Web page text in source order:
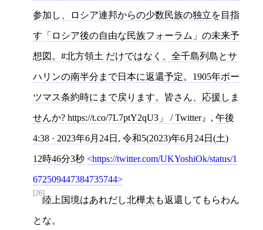
参加し、ロシア連邦からの少数民族の独立を目指
す「ロシア後の自由な民族フォーラム」の未来予
想図。#北方領土 だけではなく、全千島列島とサ
ハリンの南半分まで日本に返還予定。1905年ポー
ツマス条約時にまで戻ります。皆さん、応援しま
せんか? https://t.co/7L7ptY2qU3」 / Twitter , 午後
4:38 · 2023年6月24日 , 令和5(2023)年6月24日(土)
12時46分3秒 https://twitter.com/UKYoshiOk/status/1
672509447384735744
[26]
陸上国境はあれだし北樺太 も返還してもらわん
とな。